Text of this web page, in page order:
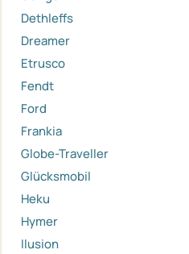
Dethleffs
Dreamer
Etrusco
Fendt
Ford
Frankia
Globe-Traveller
Glücksmobil
Heku
Hymer
Ilusion